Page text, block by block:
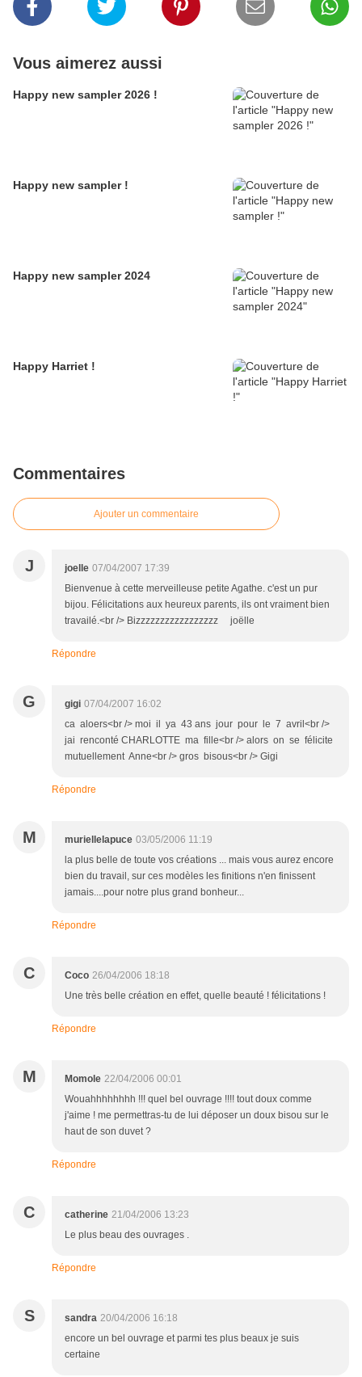
Vous aimerez aussi
Happy new sampler 2026 !
Happy new sampler !
Happy new sampler 2024
Happy Harriet !
Commentaires
Ajouter un commentaire
J joelle 07/04/2007 17:39
Bienvenue à cette merveilleuse petite Agathe. c'est un pur
bijou. Félicitations aux heureux parents, ils ont vraiment bien
travailé.<br /> Bizzzzzzzzzzzzzzzzz joëlle
Répondre
G gigi 07/04/2007 16:02
ca aloers<br /> moi il ya 43 ans jour pour le 7 avril<br />
jai renconté CHARLOTTE ma fille<br /> alors on se félicite
mutuellement Anne<br /> gros bisous<br /> Gigi
Répondre
M muriellelapuce 03/05/2006 11:19
la plus belle de toute vos créations ... mais vous aurez encore
bien du travail, sur ces modèles les finitions n'en finissent
jamais....pour notre plus grand bonheur...
Répondre
C Coco 26/04/2006 18:18
Une très belle création en effet, quelle beauté ! félicitations !
Répondre
M Momole 22/04/2006 00:01
Wouahhhhhhhh !!! quel bel ouvrage !!!! tout doux comme
j'aime ! me permettras-tu de lui déposer un doux bisou sur le
haut de son duvet ?
Répondre
C catherine 21/04/2006 13:23
Le plus beau des ouvrages .
Répondre
S sandra 20/04/2006 16:18
encore un bel ouvrage et parmi tes plus beaux je suis
certaine